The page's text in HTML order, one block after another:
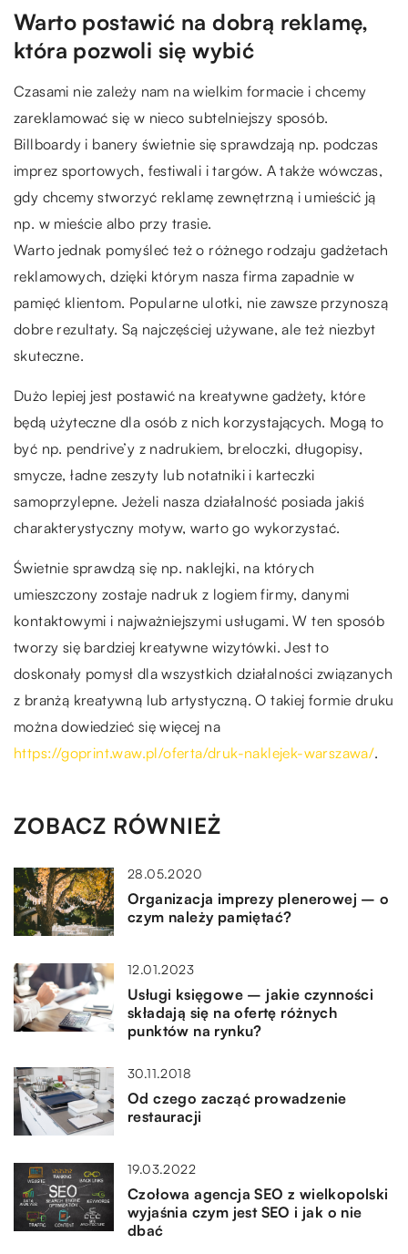
Warto postawić na dobrą reklamę,
która pozwoli się wybić
Czasami nie zależy nam na wielkim formacie i chcemy
zareklamować się w nieco subtelniejszy sposób.
Billboardy i banery świetnie się sprawdzają np. podczas
imprez sportowych, festiwali i targów. A także wówczas,
gdy chcemy stworzyć reklamę zewnętrzną i umieścić ją
np. w mieście albo przy trasie.
Warto jednak pomyśleć też o różnego rodzaju gadżetach
reklamowych, dzięki którym nasza firma zapadnie w
pamięć klientom. Popularne ulotki, nie zawsze przynoszą
dobre rezultaty. Są najczęściej używane, ale też niezbyt
skuteczne.
Dużo lepiej jest postawić na kreatywne gadżety, które
będą użyteczne dla osób z nich korzystających. Mogą to
być np. pendrive’y z nadrukiem, breloczki, długopisy,
smycze, ładne zeszyty lub notatniki i karteczki
samoprzylepne. Jeżeli nasza działalność posiada jakiś
charakterystyczny motyw, warto go wykorzystać.
Świetnie sprawdzą się np. naklejki, na których
umieszczony zostaje nadruk z logiem firmy, danymi
kontaktowymi i najważniejszymi usługami. W ten sposób
tworzy się bardziej kreatywne wizytówki. Jest to
doskonały pomysł dla wszystkich działalności związanych
z branżą kreatywną lub artystyczną. O takiej formie druku
można dowiedzieć się więcej na
https://goprint.waw.pl/oferta/druk-naklejek-warszawa/.
ZOBACZ RÓWNIEŻ
28.05.2020
Organizacja imprezy plenerowej – o
czym należy pamiętać?
12.01.2023
Usługi księgowe – jakie czynności
składają się na ofertę różnych
punktów na rynku?
30.11.2018
Od czego zacząć prowadzenie
restauracji
19.03.2022
Czołowa agencja SEO z wielkopolski
wyjaśnia czym jest SEO i jak o nie
dbać